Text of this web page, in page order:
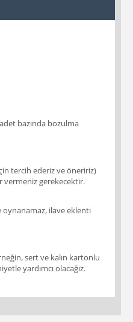
bazında bozulma
tercih ederiz ve öneririz)
vermeniz gerekecektir.
oynanamaz, ilave eklenti
sert ve kalın kartonlu
yardımcı olacağız.